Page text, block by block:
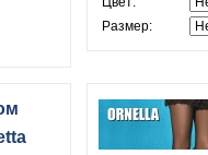
Размер: